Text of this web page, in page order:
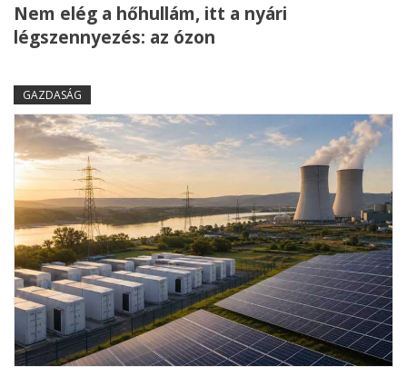
Nem elég a hőhullám, itt a nyári
légszennyezés: az ózon
GAZDASÁG